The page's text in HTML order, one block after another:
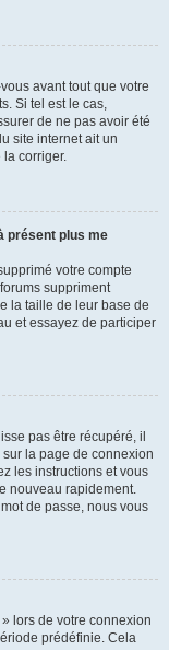
avant tout que votre
Si tel est le cas,
de ne pas avoir été
site internet ait un
la corriger.
présent plus me
votre compte
suppriment
la taille de leur base de
et essayez de participer
pas être récupéré, il
la page de connexion
les instructions et vous
nouveau rapidement.
de passe, nous vous
lors de votre connexion
prédéfinie. Cela